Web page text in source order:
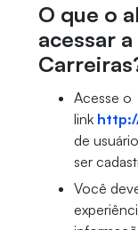
O que o
acessar
Acesse o
link
de
ser
Você